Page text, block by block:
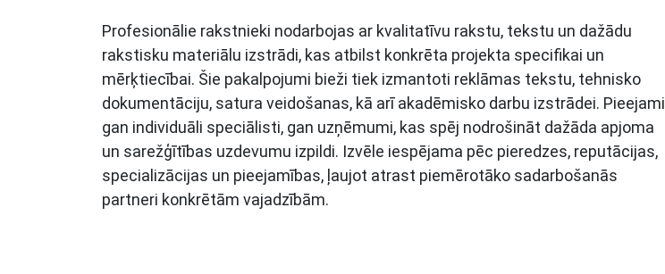
Profesionālie rakstnieki nodarbojas ar kvalitatīvu rakstu, tekstu un dažādu
rakstisku materiālu izstrādi, kas atbilst konkrēta projekta specifikai un
mērķtiecībai. Šie pakalpojumi bieži tiek izmantoti reklāmas tekstu, tehnisko
dokumentāciju, satura veidošanas, kā arī akadēmisko darbu izstrādei. Pieejami
gan individuāli speciālisti, gan uzņēmumi, kas spēj nodrošināt dažāda apjoma
un sarežģītības uzdevumu izpildi. Izvēle iespējama pēc pieredzes, reputācijas,
specializācijas un pieejamības, ļaujot atrast piemērotāko sadarbošanās
partneri konkrētām vajadzībām.